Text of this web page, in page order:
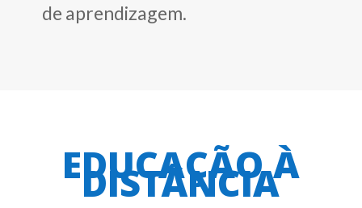
de aprendizagem.
EDUCAÇÃO À
DISTÂNCIA